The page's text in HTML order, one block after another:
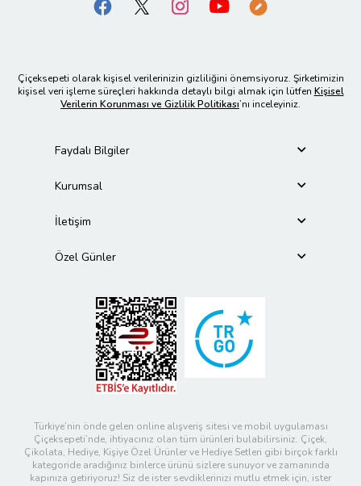
Çiçeksepeti olarak kişisel verilerinizin gizliliğini önemsiyoruz. Şirketimizin
kişisel veri işleme süreçleri hakkında detaylı bilgi almak için lütfen Kişisel
Verilerin Korunması ve Gizlilik Politikası’nı inceleyiniz.
Faydalı Bilgiler
Kurumsal
İletişim
Özel Günler
Türkiye’nin önde gelen online alışveriş sitesi ve mobil uygulaması
Çiçeksepeti’nde, ihtiyacınız olan tüm ürünleri bulabilirsiniz. Çiçek,
Çikolata, Hediye, Kişiye Özel Ürünler ve Hediye Setleri gibi birçok farklı
kategoride aradığınız binlerce ürünü sizlere sunuyor ve zamanında
kapınıza getiriyoruz! Siz de ister sevdiklerinizi mutlu etmek için, ister